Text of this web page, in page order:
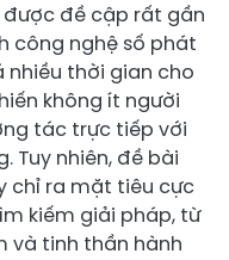
được đề cập rất gần
công nghệ số phát
nhiều thời gian cho
không ít người
tác trực tiếp với
Tuy nhiên, đề bài
chỉ ra mặt tiêu cực
kiếm giải pháp, từ
và tinh thần hành